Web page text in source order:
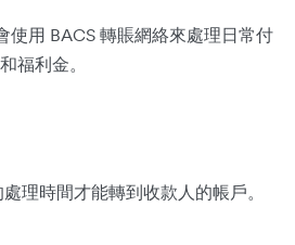
使用 BACS 轉賬網絡來處理日常付
福利金。
理時間才能轉到收款人的帳戶。